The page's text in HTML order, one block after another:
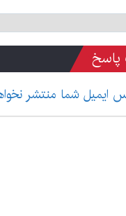
پاسخ
ایمیل شما منتشر